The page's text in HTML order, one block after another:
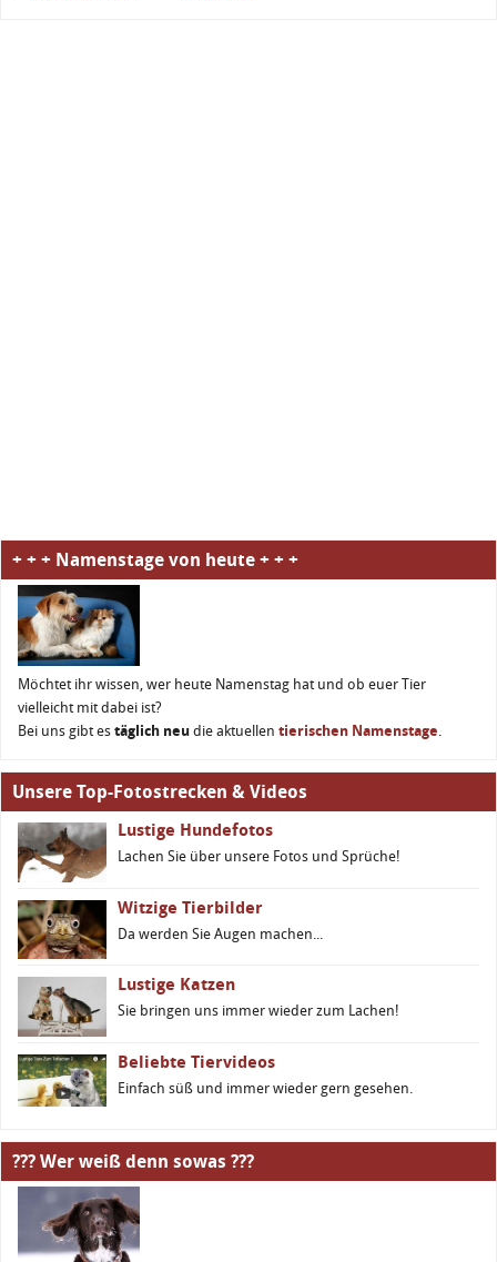
+ + + Namenstage von heute + + +
Möchtet ihr wissen, wer heute Namenstag hat und ob euer Tier
vielleicht mit dabei ist?
Bei uns gibt es täglich neu die aktuellen tierischen Namenstage.
Unsere Top-Fotostrecken & Videos
Lustige Hundefotos
Lachen Sie über unsere Fotos und Sprüche!
Witzige Tierbilder
Da werden Sie Augen machen...
Lustige Katzen
Sie bringen uns immer wieder zum Lachen!
Beliebte Tiervideos
Einfach süß und immer wieder gern gesehen.
??? Wer weiß denn sowas ???